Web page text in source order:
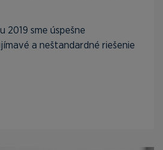
2019 sme úspešne
a neštandardné riešenie